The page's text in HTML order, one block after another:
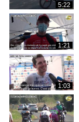
5:22
1:21
1:03